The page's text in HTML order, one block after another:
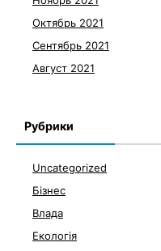
Октябрь 2021
Сентябрь 2021
Август 2021
Рубрики
Uncategorized
Бізнес
Влада
Екологія